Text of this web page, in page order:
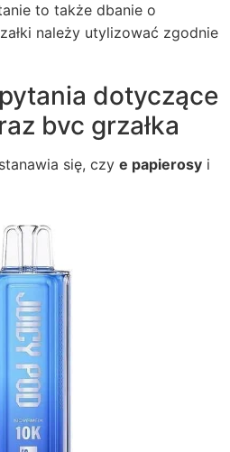
to także dbanie o
należy utylizować zgodnie
dotyczące
bvc grzałka
się, czy e papierosy i